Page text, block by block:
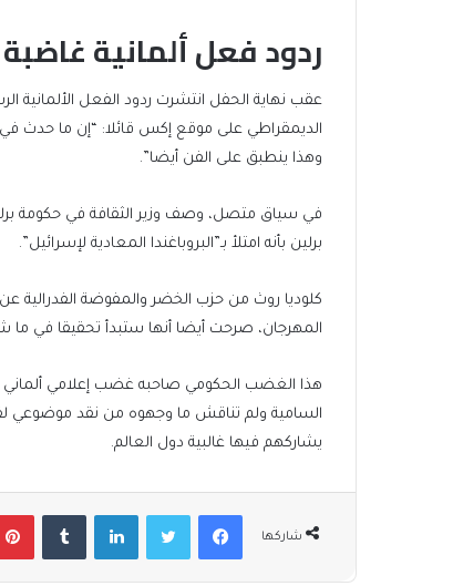
ردود فعل ألمانية غاضبة
عقب نهاية الحفل انتشرت ردود الفعل الألمانية
الديمقراطي على موقع إكس قائلا: “إن ما حدث في
وهذا ينطبق على الفن أيضا”.
في سياق متصل، وصف وزير الثقافة في حكومة
برلين بأنه امتلأ بـ”البروباغندا المعادية لإسرائيل”.
كلوديا روث من حزب الخضر والمفوضة الفدرالية
المهرجان، صرحت أيضا أنها ستبدأ تحقيقا في ما
هذا الغضب الحكومي صاحبه غضب إعلامي ألماني
السامية ولم تناقش ما وجهوه من نقد موضوعي
يشاركهم فيها غالبية دول العالم.
شاركها
فيسبوكتويتر لينكدإن